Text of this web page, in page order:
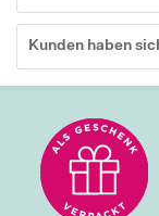
Kunden haben